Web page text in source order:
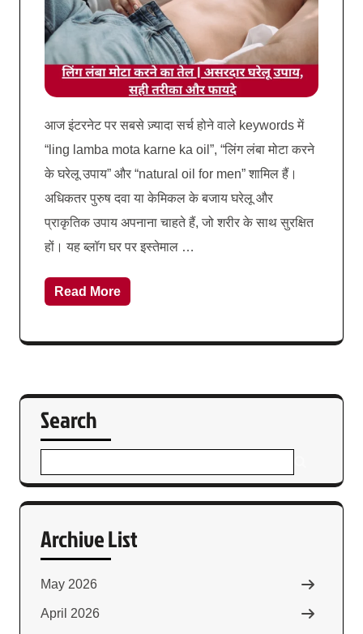
आज इंटरनेट पर सबसे ज़्यादा सर्च होने वाले keywords में
“ling lamba mota karne ka oil”, “लिंग लंबा मोटा करने
के घरेलू उपाय” और “natural oil for men” शामिल हैं।
अधिकतर पुरुष दवा या केमिकल के बजाय घरेलू और
प्राकृतिक उपाय अपनाना चाहते हैं, जो शरीर के साथ सुरक्षित
हों। यह ब्लॉग घर पर इस्तेमाल …
Read More
Search
Archive List
May 2026
April 2026